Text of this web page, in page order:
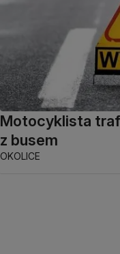
Motocyklista
z busem
OKOLICE